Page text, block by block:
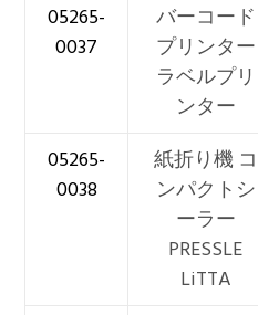
05265-
0037
バーコード
プリンター
ラベルプリ
ンター
05265-
0038
紙折り機 コ
ンパクトシ
ーラー
PRESSLE
LiTTA